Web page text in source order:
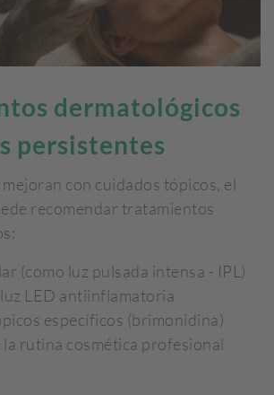
dermatológicos
persistentes
mejoran con cuidados tópicos, el
recomendar tratamientos
(como luz pulsada intensa - IPL)
LED antiinflamatoria
específicos (brimonidina)
la rutina cosmética profesional